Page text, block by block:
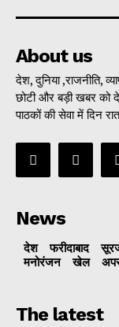
About us
देश, दुनिया ,राजनीति,
छोटी और बड़ी खबर
पाठकों की सेवा में दिन
News
देश फरीदाबाद
मनोरंजन
खेल
The latest